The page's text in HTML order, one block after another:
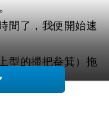
間了，我便開始速
型的掃把畚箕）拖